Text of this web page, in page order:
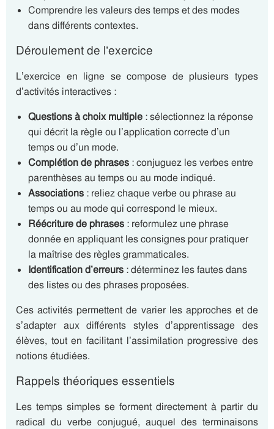
Comprendre les valeurs des temps et des modes
dans différents contextes.
Déroulement de l’exercice
L’exercice en ligne se compose de plusieurs types
d’activités interactives :
Questions à choix multiple : sélectionnez la réponse
qui décrit la règle ou l’application correcte d’un
temps ou d’un mode.
Complétion de phrases : conjuguez les verbes entre
parenthèses au temps ou au mode indiqué.
Associations : reliez chaque verbe ou phrase au
temps ou au mode qui correspond le mieux.
Réécriture de phrases : reformulez une phrase
donnée en appliquant les consignes pour pratiquer
la maîtrise des règles grammaticales.
Identification d’erreurs : déterminez les fautes dans
des listes ou des phrases proposées.
Ces activités permettent de varier les approches et de
s’adapter aux différents styles d’apprentissage des
élèves, tout en facilitant l’assimilation progressive des
notions étudiées.
Rappels théoriques essentiels
Les temps simples se forment directement à partir du
radical du verbe conjugué, auquel des terminaisons